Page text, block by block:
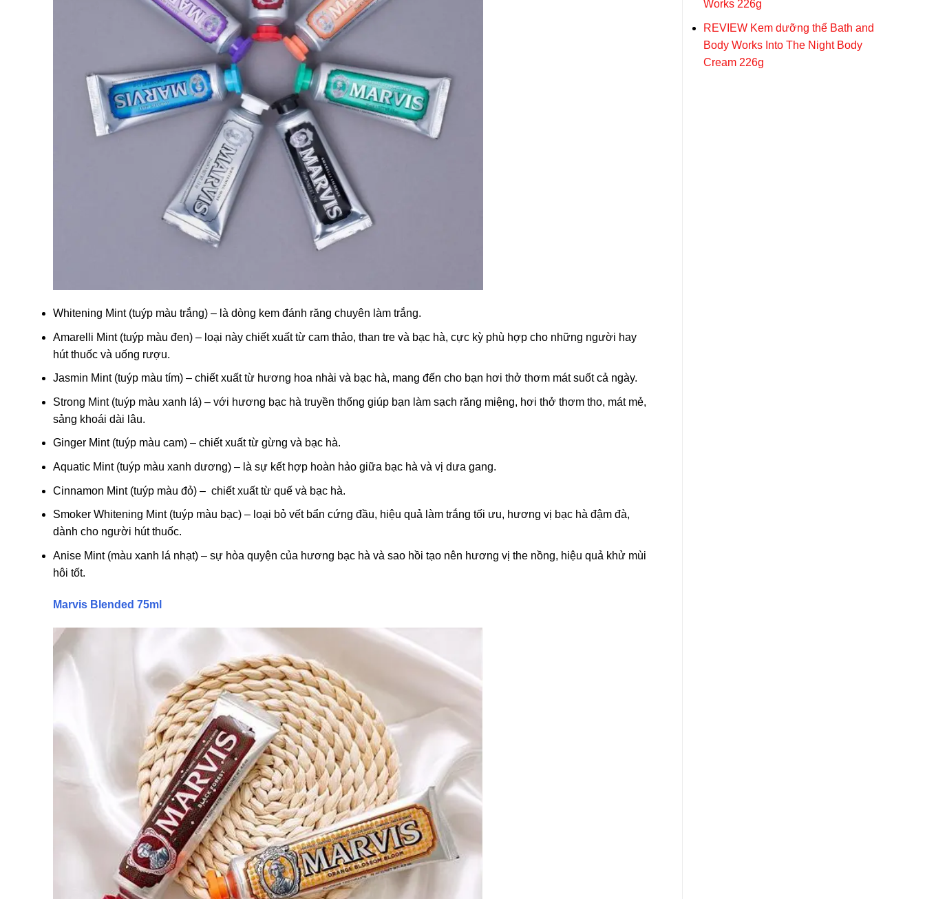
Works 226g
REVIEW Kem dưỡng thể Bath and
Body Works Into The Night Body
Cream 226g
Whitening Mint (tuýp màu trắng) – là dòng kem đánh răng chuyên làm trắng.
Amarelli Mint (tuýp màu đen) – loại này chiết xuất từ cam thảo, than tre và bạc hà, cực kỳ phù hợp cho những người hay
hút thuốc và uống rượu.
Jasmin Mint (tuýp màu tím) – chiết xuất từ hương hoa nhài và bạc hà, mang đến cho bạn hơi thở thơm mát suốt cả ngày.
Strong Mint (tuýp màu xanh lá) – với hương bạc hà truyền thống giúp bạn làm sạch răng miệng, hơi thở thơm tho, mát mẻ,
sảng khoái dài lâu.
Ginger Mint (tuýp màu cam) – chiết xuất từ gừng và bạc hà.
Aquatic Mint (tuýp màu xanh dương) – là sự kết hợp hoàn hảo giữa bạc hà và vị dưa gang.
Cinnamon Mint (tuýp màu đỏ) – chiết xuất từ quế và bạc hà.
Smoker Whitening Mint (tuýp màu bạc) – loại bỏ vết bẩn cứng đầu, hiệu quả làm trắng tối ưu, hương vị bạc hà đậm đà,
dành cho người hút thuốc.
Anise Mint (màu xanh lá nhạt) – sự hòa quyện của hương bạc hà và sao hồi tạo nên hương vị the nồng, hiệu quả khử mùi
hôi tốt.
Marvis Blended 75ml